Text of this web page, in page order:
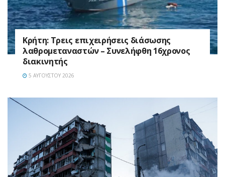
Κρήτη: Τρεις επιχειρήσεις διάσωσης
λαθρομεταναστών – Συνελήφθη 16χρονος
διακινητής
5 ΑΥΓΟΎΣΤΟΥ 2026